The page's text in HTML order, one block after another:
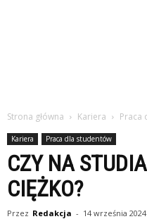
Strona główna Kariera Praca
Kariera Praca dla studentów
CZY NA
CIĘŻKO?
Przez Redakcja - 14 września 2024